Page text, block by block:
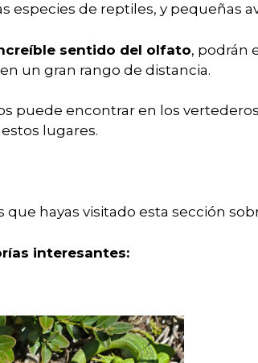
especies de reptiles, y pequeñas
sentido del olfato, podrán
un gran rango de distancia.
puede encontrar en los
lugares.
que hayas visitado esta sección
interesantes: